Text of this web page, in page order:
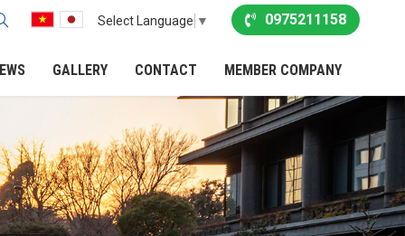
Select Language ▼ 0975211158
GALLERY CONTACT MEMBER COMPANY